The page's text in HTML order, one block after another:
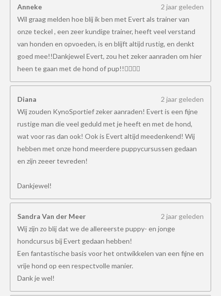
Anneke
2 jaar geleden
Wil graag melden hoe blij ik ben met Evert als trainer van
onze teckel , een zeer kundige trainer, heeft veel verstand
van honden en opvoeden, is en blijft altijd rustig, en denkt
goed mee!!Dankjewel Evert, zou het zeker aanraden om hier
heen te gaan met de hond of pup!!👍🏻👍🏻
Diana
2 jaar geleden
Wij zouden KynoSportief zeker aanraden! Evert is een fijne
rustige man die veel geduld met je heeft en met de hond,
wat voor ras dan ook! Ook is Evert altijd meedenkend! Wij
hebben met onze hond meerdere puppycursussen gedaan
en zijn zeeer tevreden!
Dankjewel!
Sandra Van der Meer
2 jaar geleden
Wij zijn zo blij dat we de allereerste puppy- en jonge
hondcursus bij Evert gedaan hebben!
Een fantastische basis voor het ontwikkelen van een fijne en
vrije hond op een respectvolle manier.
Dank je wel!